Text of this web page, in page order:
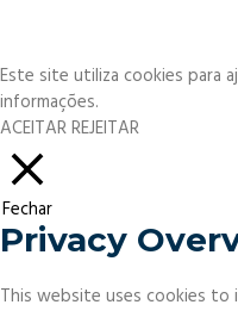
Este site utiliza cookies para
informações.
ACEITARREJEITAR
Fechar
Privacy
This website uses cookies